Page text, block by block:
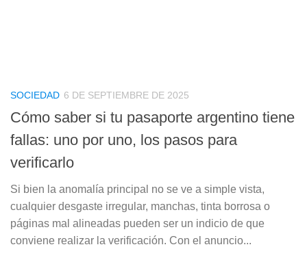
SOCIEDAD 6 DE SEPTIEMBRE DE 2025
Cómo saber si tu pasaporte argentino tiene
fallas: uno por uno, los pasos para
verificarlo
Si bien la anomalía principal no se ve a simple vista,
cualquier desgaste irregular, manchas, tinta borrosa o
páginas mal alineadas pueden ser un indicio de que
conviene realizar la verificación. Con el anuncio...